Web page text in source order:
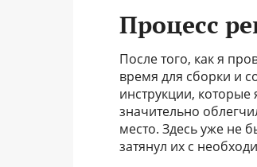
Процесс
После того, как я
время для сборки и
инструкции,
значительно
место. Здесь уже не
затянул их с